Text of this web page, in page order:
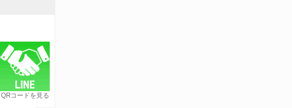
QRコードを見る